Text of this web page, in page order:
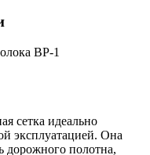
ВР-1
сетка идеально
эксплуатацией. Она
дорожного полотна,